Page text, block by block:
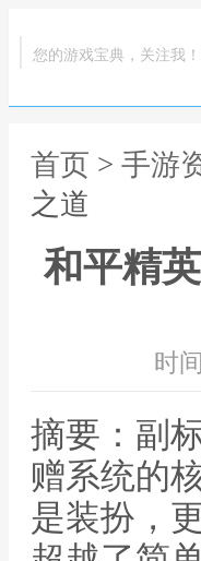
您的游戏宝典，关注我！
首页 > 手游
之道
和平精
时
摘要：副
赠系统的
是装扮，